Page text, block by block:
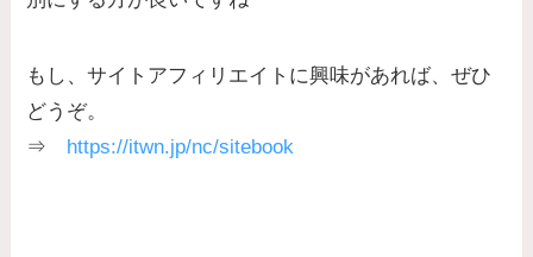
もし、サイトアフィリエイトに興味があれば、ぜひ
どうぞ。
⇒ https://itwn.jp/nc/sitebook